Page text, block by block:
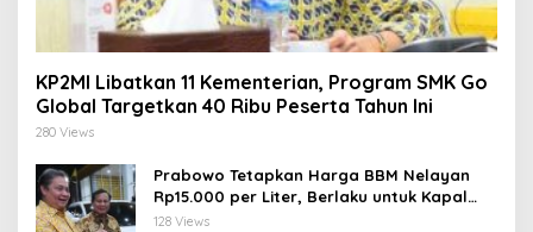
KP2MI Libatkan 11 Kementerian, Program SMK Go
Global Targetkan 40 Ribu Peserta Tahun Ini
280 Views
Prabowo Tetapkan Harga BBM Nelayan
Rp15.000 per Liter, Berlaku untuk Kapal
30-200 GT
128 Views